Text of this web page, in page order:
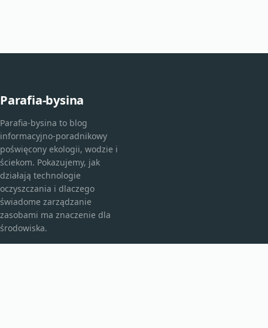
Parafia-bysina
Parafia-bysina to blog
informacyjno-poradnikowy
poświęcony ekologii, wodzie i
ściekom. Pokazujemy, jak
działają technologie
oczyszczania i dlaczego
świadome zarządzanie
zasobami ma znaczenie dla
środowiska.